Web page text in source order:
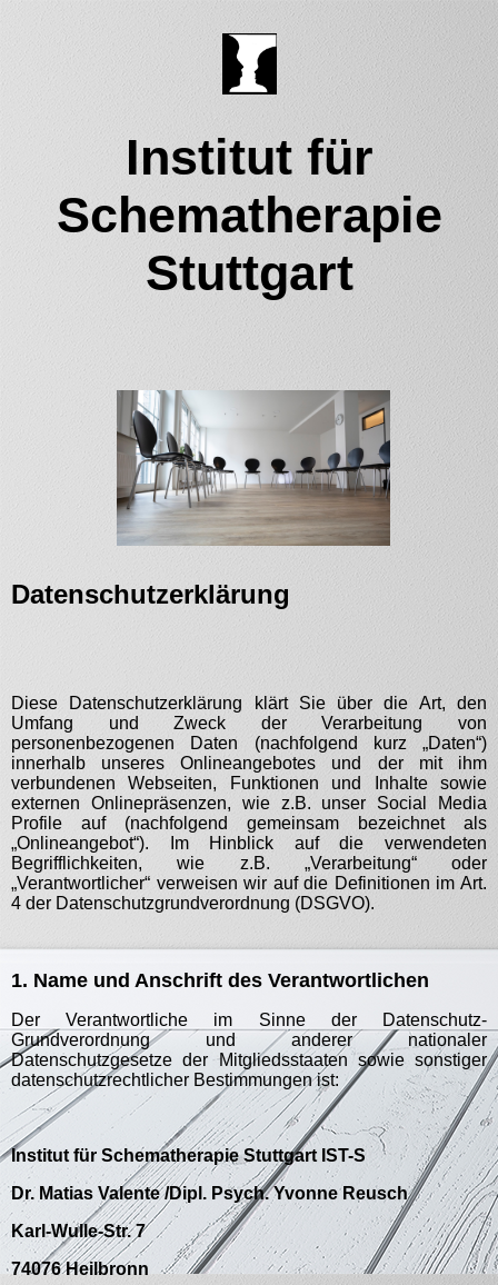
Institut für
Schematherapie
Stuttgart
Datenschutzerklärung
Diese Datenschutzerklärung klärt Sie über die Art, den
Umfang und Zweck der Verarbeitung von
personenbezogenen Daten (nachfolgend kurz „Daten“)
innerhalb unseres Onlineangebotes und der mit ihm
verbundenen Webseiten, Funktionen und Inhalte sowie
externen Onlinepräsenzen, wie z.B. unser Social Media
Profile auf (nachfolgend gemeinsam bezeichnet als
„Onlineangebot“). Im Hinblick auf die verwendeten
Begrifflichkeiten, wie z.B. „Verarbeitung“ oder
„Verantwortlicher“ verweisen wir auf die Definitionen im Art.
4 der Datenschutzgrundverordnung (DSGVO).
1. Name und Anschrift des Verantwortlichen
Der Verantwortliche im Sinne der Datenschutz-
Grundverordnung und anderer nationaler
Datenschutzgesetze der Mitgliedsstaaten sowie sonstiger
datenschutzrechtlicher Bestimmungen ist:
Institut für Schematherapie Stuttgart IST-S
Dr. Matias Valente /Dipl. Psych. Yvonne Reusch
Karl-Wulle-Str. 7
74076 Heilbronn